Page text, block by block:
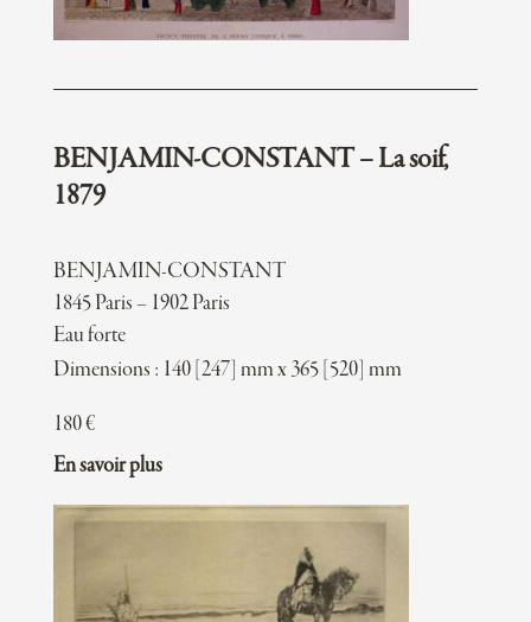
BENJAMIN-CONSTANT – La soif,
1879
BENJAMIN-CONSTANT
1845 Paris – 1902 Paris
Eau forte
Dimensions : 140 [247] mm x 365 [520] mm
180€
En savoir plus